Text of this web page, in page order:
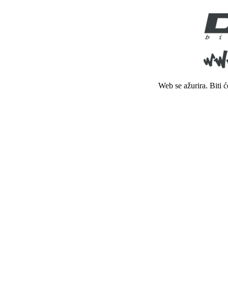
Web se ažurira. Biti